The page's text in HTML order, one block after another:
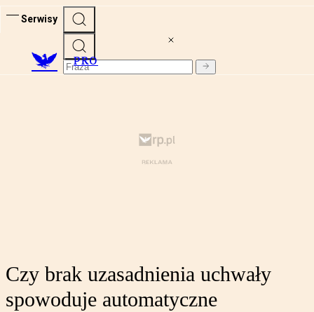
Serwisy
PRO
Czy brak uzasadnienia uchwały
spowoduje automatyczne